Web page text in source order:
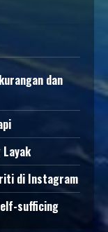
dan
di Instagram
sufficing